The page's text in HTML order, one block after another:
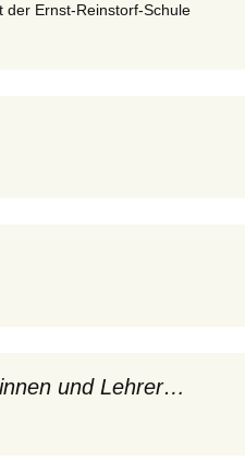
der Ernst-Reinstorf-Schule
und Lehrer…